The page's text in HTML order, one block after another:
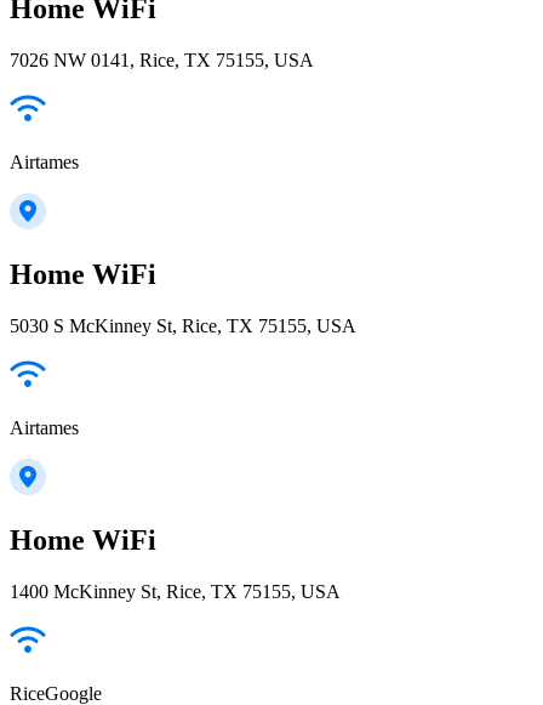
Home WiFi
7026 NW 0141, Rice, TX 75155, USA
Airtames
Home WiFi
5030 S McKinney St, Rice, TX 75155, USA
Airtames
Home WiFi
1400 McKinney St, Rice, TX 75155, USA
RiceGoogle